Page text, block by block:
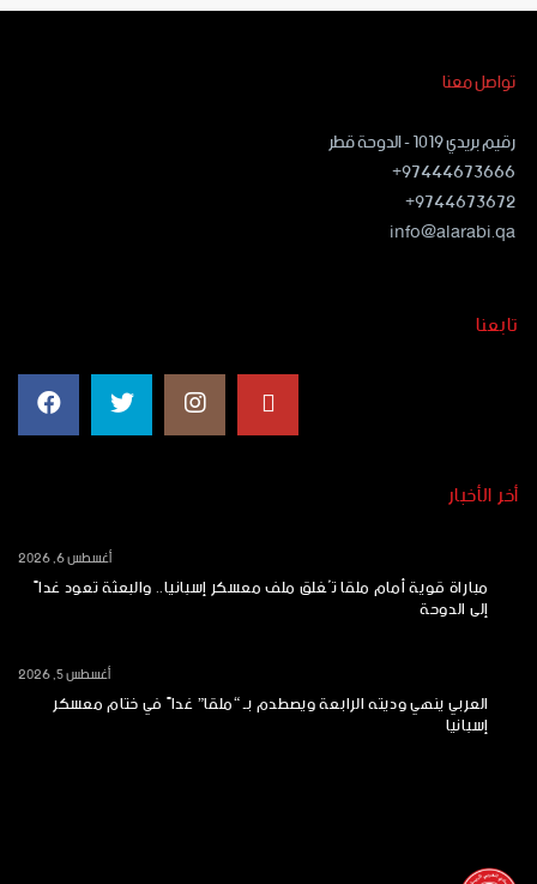
تواصل معنا
رقيم بريدي ١٠١٩ - الدوحة قطر
97444673666+
9744673672+
info@alarabi.qa
تابعنا
أخر الأخبار
مباراة قوية أمام ملقا تُغلق ملف معسكر إسبانيا.. والبعثة تعود غداً
إلى الدوحة
أغسطس 6, 2026
العربي ينهي وديته الرابعة ويصطدم بـ “ملقا” غداً في ختام معسكر
إسبانيا
أغسطس 5, 2026